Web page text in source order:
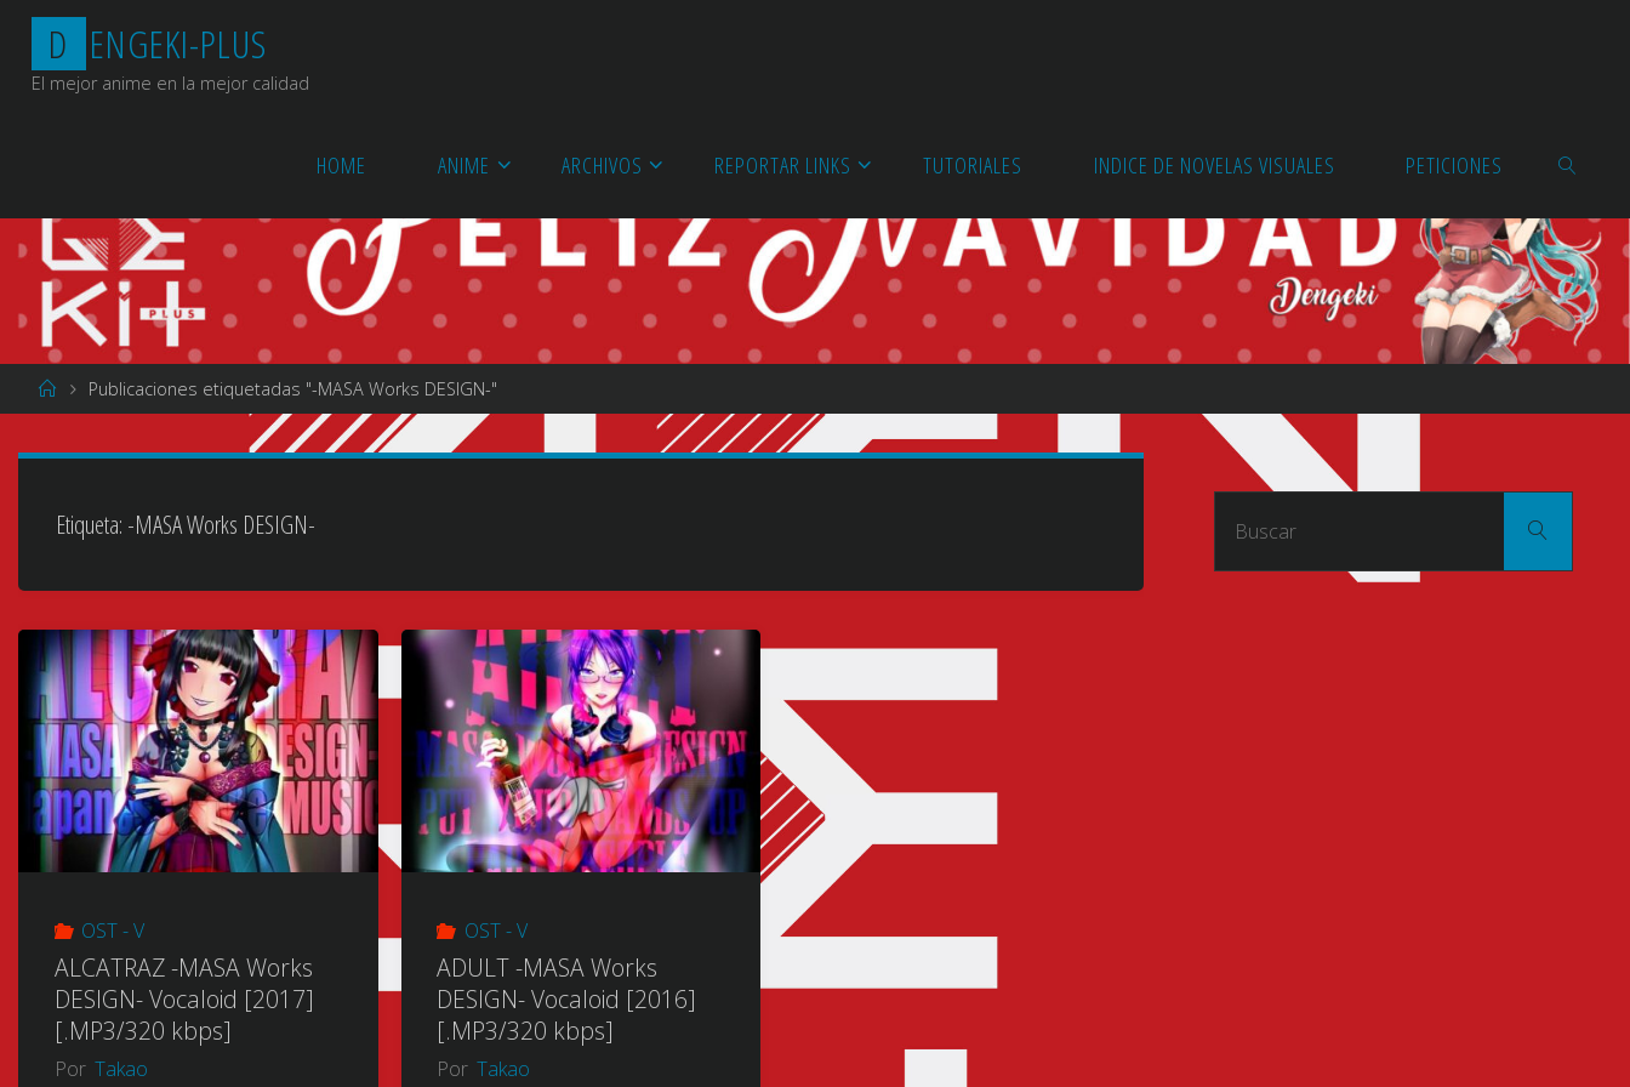
Saltar
contenido
D ENGEKI-PLUS
El mejor anime en la mejor calidad
HOME ANIME ARCHIVOS REPORTAR LINKS TUTORIALES INDICE DE NOVELAS VISUALES PETICIONES
BUSCAR
Página
de
Publicaciones etiquetadas "-MASA Works DESIGN-"
Etiqueta: -MASA Works DESIGN-
OST - V
ALCATRAZ -MASA Works
DESIGN- Vocaloid [2017]
[.MP3/320 kbps]
Por Takao
OST - V
ADULT -MASA Works
DESIGN- Vocaloid [2016]
[.MP3/320 kbps]
Por Takao
Buscar